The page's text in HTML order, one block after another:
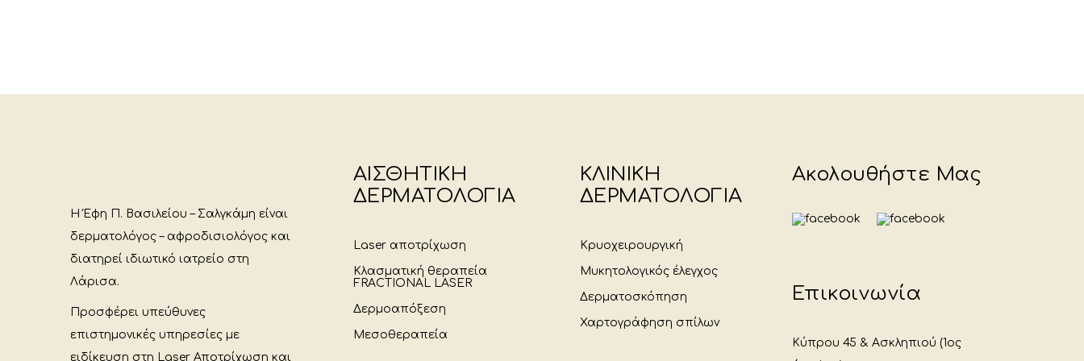
Η Έφη Π. Βασιλείου – Σαλγκάμη είναι
δερματολόγος – αφροδισιολόγος και
διατηρεί ιδιωτικό ιατρείο στη
Λάρισα.
Προσφέρει υπεύθυνες
επιστημονικές υπηρεσίες με
ειδίκευση στη Laser Αποτρίχωση και
ΑΙΣΘΗΤΙΚΗ
ΔΕΡΜΑΤΟΛΟΓΙΑ
Laser αποτρίχωση
Κλασματική θεραπεία
FRACTIONAL LASER
Δερμοαπόξεση
Μεσοθεραπεία
ΚΛΙΝΙΚΗ
ΔΕΡΜΑΤΟΛΟΓΙΑ
Κρυοχειρουργική
Μυκητολογικός έλεγχος
Δερματοσκόπηση
Χαρτογράφηση σπίλων
Ακολουθήστε Μας
Επικοινωνία
Κύπρου 45 & Ασκληπιού (1ος